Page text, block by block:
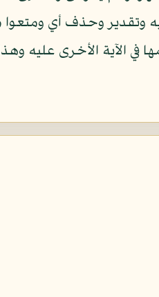
وتقدير وحذف أي
الآية الأخرى عليه